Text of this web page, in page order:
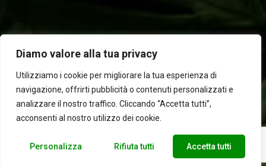
Diamo valore alla tua privacy
Utilizziamo i cookie per migliorare la tua esperienza di
navigazione, offrirti pubblicità o contenuti personalizzati e
analizzare il nostro traffico. Cliccando “Accetta tutti”,
acconsenti al nostro utilizzo dei cookie.
Personalizza Rifiuta tutti Accetta tutti
2025 © Laboratorio d'erbe Sauro - P.IVA 05049760233. Tutti i
diritti riservati | Designed by